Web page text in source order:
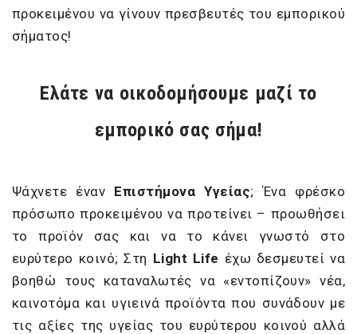
προκειμένου να γίνουν πρεσβευτές του εμπορικού
σήματος!
Ελάτε να οικοδομήσουμε μαζί το
εμπορικό σας σήμα!
Ψάχνετε έναν Επιστήμονα Υγείας; Ένα φρέσκο
πρόσωπο προκειμένου να προτείνει – προωθήσει
το προϊόν σας και να το κάνει γνωστό στο
ευρύτερο κοινό; Στη Light Life έχω δεσμευτεί να
βοηθώ τους καταναλωτές να «εντοπίζουν» νέα,
καινοτόμα και υγιεινά προϊόντα που συνάδουν με
τις αξίες της υγείας του ευρύτερου κοινού αλλά